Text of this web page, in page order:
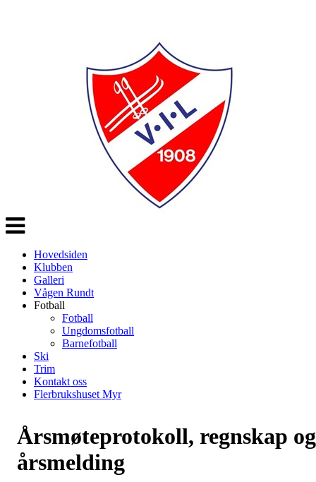
Veksle
navigasjon
Hovedsiden
Klubben
Galleri
Vågen Rundt
Fotball
Fotball
Ungdomsfotball
Barnefotball
Ski
Trim
Kontakt oss
Flerbrukshuset Myr
Årsmøteprotokoll, regnskap og
årsmelding